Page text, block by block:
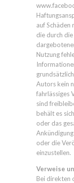
auf
die durch
Nutzung
Autors kein
fahrlässiges
sind
behält es
oder das
oder die
einzustellen.
Verweise
Bei direkten